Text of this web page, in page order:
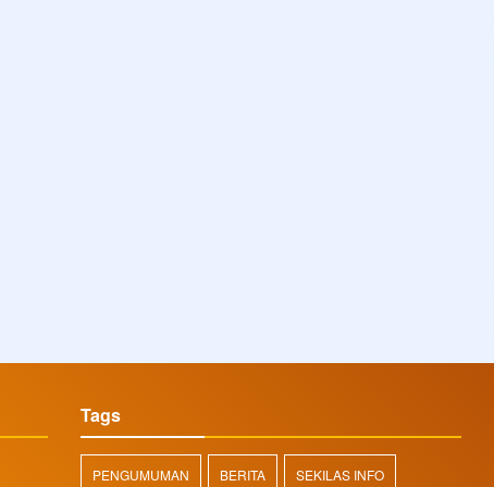
Tags
PENGUMUMAN BERITA SEKILAS INFO